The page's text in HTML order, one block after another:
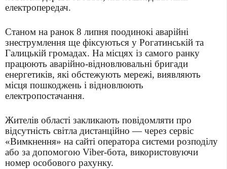
електропередач.
Станом на ранок 8 липня поодинокі аварійні
знеструмлення ще фіксуються у Рогатинській та
Галицькій громадах. На місцях із самого ранку
працюють аварійно-відновлювальні бригади
енергетиків, які обстежують мережі, виявляють
місця пошкоджень і відновлюють
електропостачання.
Жителів області закликають повідомляти про
відсутність світла дистанційно — через сервіс
«Вимкнення» на сайті оператора системи розподілу
або за допомогою Viber-бота, використовуючи
номер особового рахунку.